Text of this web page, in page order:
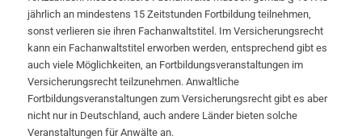
jährlich an mindestens 15 Zeitstunden Fortbildung teilnehmen,
sonst verlieren sie ihren Fachanwaltstitel. Im Versicherungsrecht
kann ein Fachanwaltstitel erworben werden, entsprechend gibt es
auch viele Möglichkeiten, an Fortbildungsveranstaltungen im
Versicherungsrecht teilzunehmen. Anwaltliche
Fortbildungsveranstaltungen zum Versicherungsrecht gibt es aber
nicht nur in Deutschland, auch andere Länder bieten solche
Veranstaltungen für Anwälte an.